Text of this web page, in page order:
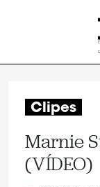
Clipes
Marnie
(VÍDEO)